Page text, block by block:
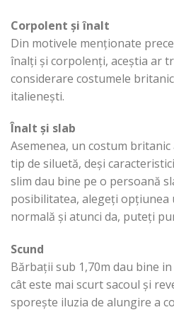
Corpolent și înalt
Din motivele menționate
înalți și corpolenți, aceștia ar
considerare costumele
italienești.
Înalt și slab
Asemenea, un costum
tip de siluetă, deși
slim dau bine pe o persoană
posibilitatea, alegeți opțiunea
normală și atunci da, puteți
Scund
Bărbații sub 1,70m dau bine
cât este mai scurt sacoul și
sporește iluzia de alungire a